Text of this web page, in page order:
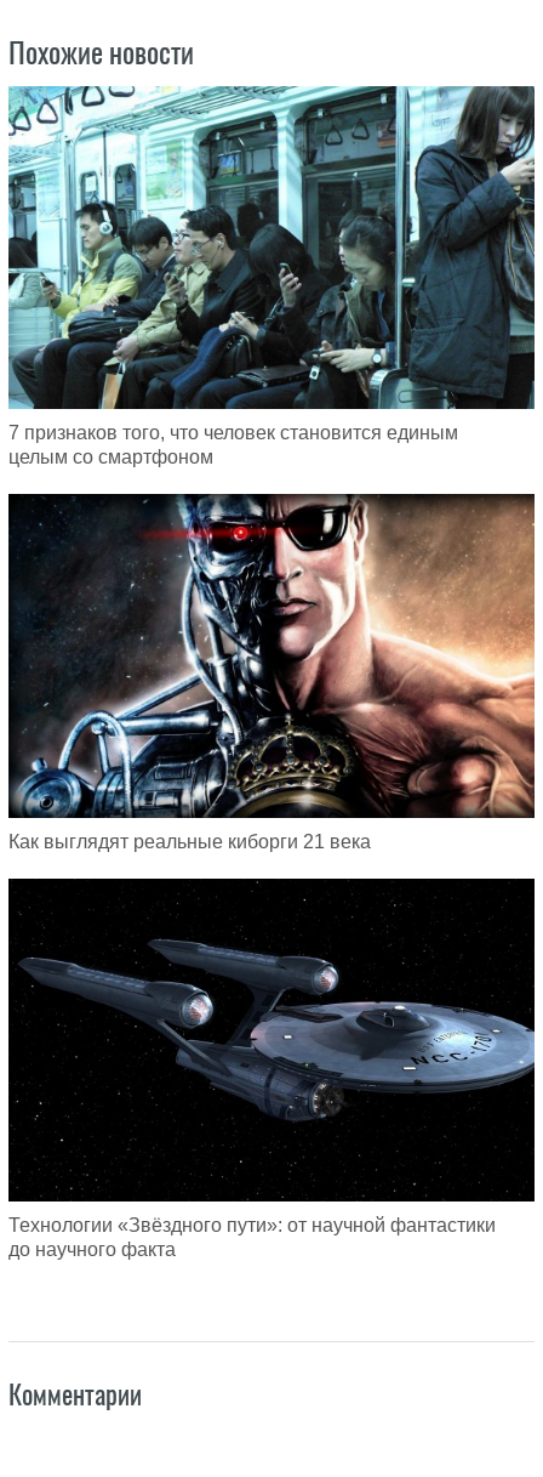
Похожие новости
7 признаков того, что человек становится единым
целым со смартфоном
Как выглядят реальные киборги 21 века
Технологии «Звёздного пути»: от научной фантастики
до научного факта
Комментарии